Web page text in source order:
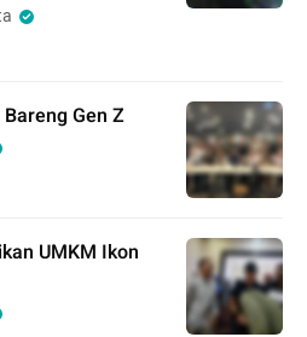
Gen Z
UMKM Ikon